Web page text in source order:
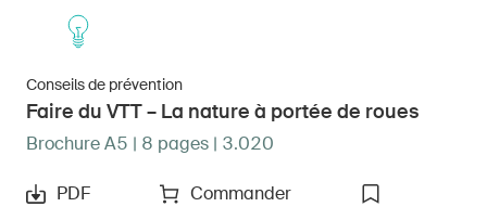
Conseils de prévention
Faire du VTT – La nature à portée de roues
Brochure A5 | 8 pages | 3.020
PDF Commander